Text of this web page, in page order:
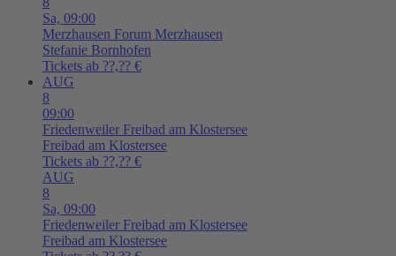
Sa, 09:00
Merzhausen Forum Merzhausen
Stefanie Bornhofen
Tickets ab ??,?? €
AUG
8
09:00
Friedenweiler Freibad am Klostersee
Freibad am Klostersee
Tickets ab ??,?? €
AUG
8
Sa, 09:00
Friedenweiler Freibad am Klostersee
Freibad am Klostersee